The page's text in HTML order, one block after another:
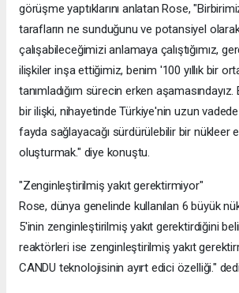
görüşme yaptıklarını anlatan Rose,
tarafların ne sunduğunu ve potansiyel
çalışabileceğimizi anlamaya çalıştığımız,
ilişkiler inşa ettiğimiz, benim '100 yıllık bir
tanımladığım sürecin erken aşamasındayız.
bir ilişki, nihayetinde Türkiye'nin uzun vadede
fayda sağlayacağı sürdürülebilir bir nükleer
oluşturmak." diye konuştu.
"Zenginleştirilmiş yakıt gerektirmiyor"
Rose, dünya genelinde kullanılan 6 büyük
5'inin zenginleştirilmiş yakıt gerektirdiğini
reaktörleri ise zenginleştirilmiş yakıt
CANDU teknolojisinin ayırt edici özelliği."